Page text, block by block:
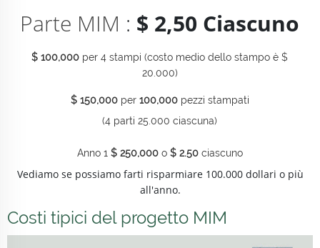
Parte MIM : $ 2,50 Ciascuno
$ 100,000 per 4 stampi (costo medio dello stampo è $
20.000)
$ 150,000 per 100,000 pezzi stampati
(4 parti 25.000 ciascuna)
Anno 1 $ 250,000 o $ 2.50 ciascuno
Vediamo se possiamo farti risparmiare 100.000 dollari o più
all'anno.
Costi tipici del progetto MIM